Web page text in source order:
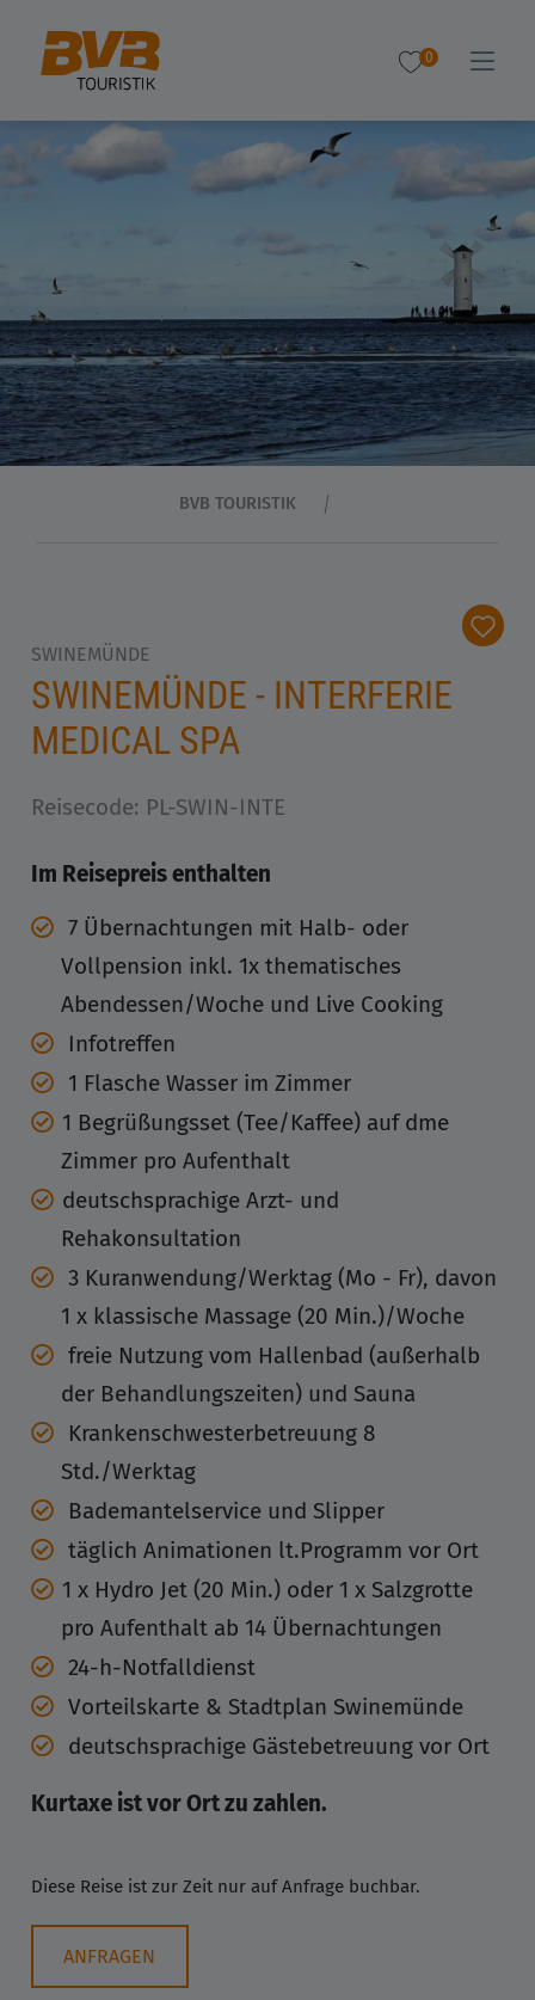
0
BVB TOURISTIK
SWINEMÜNDE
SWINEMÜNDE - INTERFERIE
MEDICAL SPA
Reisecode: PL-SWIN-INTE
Im Reisepreis enthalten
7 Übernachtungen mit Halb- oder
Vollpension inkl. 1x thematisches
Abendessen/Woche und Live Cooking
Infotreffen
1 Flasche Wasser im Zimmer
1 Begrüßungsset (Tee/Kaffee) auf dme
Zimmer pro Aufenthalt
deutschsprachige Arzt- und
Rehakonsultation
3 Kuranwendung/Werktag (Mo - Fr), davon
1 x klassische Massage (20 Min.)/Woche
freie Nutzung vom Hallenbad (außerhalb
der Behandlungszeiten) und Sauna
Krankenschwesterbetreuung 8
Std./Werktag
Bademantelservice und Slipper
täglich Animationen lt.Programm vor Ort
1 x Hydro Jet (20 Min.) oder 1 x Salzgrotte
pro Aufenthalt ab 14 Übernachtungen
24-h-Notfalldienst
Vorteilskarte & Stadtplan Swinemünde
deutschsprachige Gästebetreuung vor Ort
Kurtaxe ist vor Ort zu zahlen.
Diese Reise ist zur Zeit nur auf Anfrage buchbar.
ANFRAGEN